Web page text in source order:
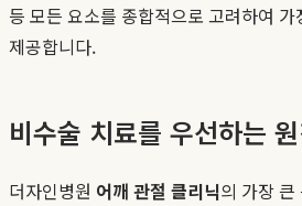
등 모든 요소를 종합적으로 고려하여
제공합니다.
비수술 치료를 우선하는
더자인병원 어깨 관절 클리닉의 가장